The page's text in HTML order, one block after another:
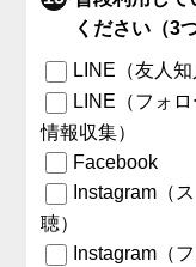
ください（3
LINE（友人知
LINE（フォ
情報収集）
Facebook
Instagram（
聴）
Instagram（